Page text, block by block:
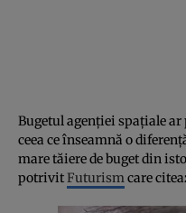
Bugetul agenției spațiale
ceea ce înseamnă o
mare tăiere de buget din
potrivitFuturismcare